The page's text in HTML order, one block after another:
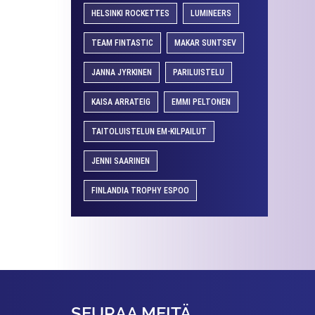
HELSINKI ROCKETTES LUMINEERS
TEAM FINTASTIC MAKAR SUNTSEV
JANNA JYRKINEN PARILUISTELU
KAISA ARRATEIG EMMI PELTONEN
TAITOLUISTELUN EM-KILPAILUT
JENNI SAARINEN
FINLANDIA TROPHY ESPOO